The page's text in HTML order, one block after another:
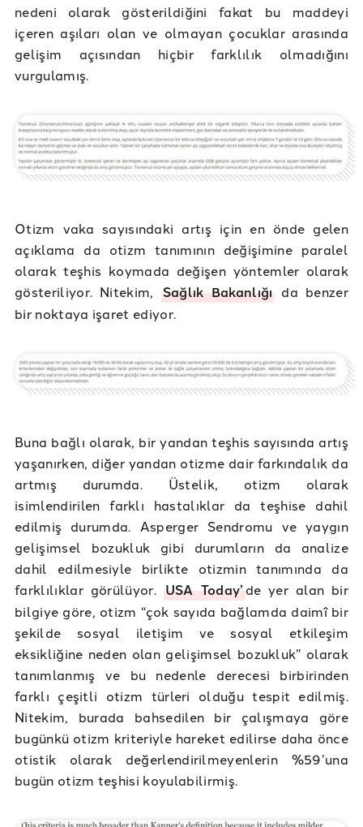
nedeni olarak gösterildiğini fakat bu maddeyi
içeren aşıları olan ve olmayan çocuklar arasında
gelişim açısından hiçbir farklılık olmadığını
vurgulamış.
Otizm vaka sayısındaki artış için en önde gelen
açıklama da otizm tanımının değişimine paralel
olarak teşhis koymada değişen yöntemler olarak
gösteriliyor. Nitekim, Sağlık Bakanlığı da benzer
bir noktaya işaret ediyor.
Buna bağlı olarak, bir yandan teşhis sayısında artış
yaşanırken, diğer yandan otizme dair farkındalık da
artmış durumda. Üstelik, otizm olarak
isimlendirilen farklı hastalıklar da teşhise dahil
edilmiş durumda. Asperger Sendromu ve yaygın
gelişimsel bozukluk gibi durumların da analize
dahil edilmesiyle birlikte otizmin tanımında da
farklılıklar görülüyor. USA Today’de yer alan bir
bilgiye göre, otizm “çok sayıda bağlamda daimî bir
şekilde sosyal iletişim ve sosyal etkileşim
eksikliğine neden olan gelişimsel bozukluk” olarak
tanımlanmış ve bu nedenle derecesi birbirinden
farklı çeşitli otizm türleri olduğu tespit edilmiş.
Nitekim, burada bahsedilen bir çalışmaya göre
bugünkü otizm kriteriyle hareket edilirse daha önce
otistik olarak değerlendirilmeyenlerin %59’una
bugün otizm teşhisi koyulabilirmiş.